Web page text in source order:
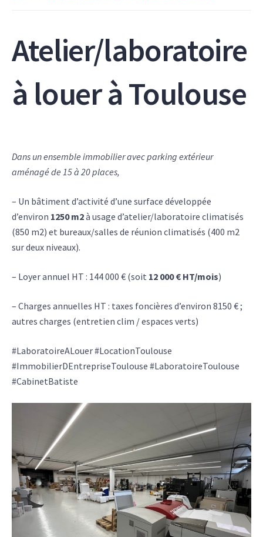
Atelier/laboratoire
à louer à Toulouse
Dans un ensemble immobilier avec parking extérieur
aménagé de 15 à 20 places,
– Un bâtiment d’activité d’une surface développée
d’environ 1250 m2à usage d’atelier/laboratoire climatisés
(850 m2) et bureaux/salles de réunion climatisés (400 m2
sur deux niveaux).
– Loyer annuel HT : 144 000 € (soit 12 000 € HT/mois)
– Charges annuelles HT : taxes foncières d’environ 8150 € ;
autres charges (entretien clim / espaces verts)
#LaboratoireALouer #LocationToulouse
#ImmobilierDEntrepriseToulouse #LaboratoireToulouse
#CabinetBatiste